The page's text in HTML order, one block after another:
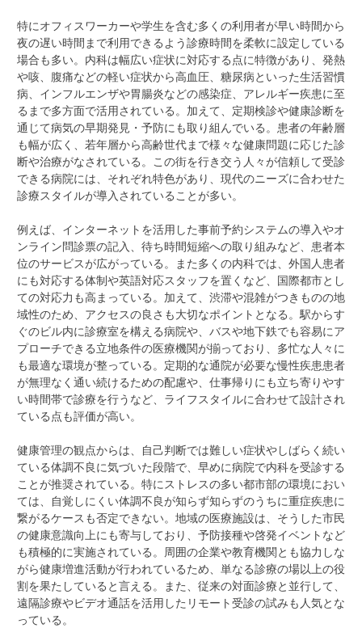
特にオフィスワーカーや学生を含む多くの利用者が早い時間から
夜の遅い時間まで利用できるよう診療時間を柔軟に設定している
場合も多い。内科は幅広い症状に対応する点に特徴があり、発熱
や咳、腹痛などの軽い症状から高血圧、糖尿病といった生活習慣
病、インフルエンザや胃腸炎などの感染症、アレルギー疾患に至
るまで多方面で活用されている。加えて、定期検診や健康診断を
通じて病気の早期発見・予防にも取り組んでいる。患者の年齢層
も幅が広く、若年層から高齢世代まで様々な健康問題に応じた診
断や治療がなされている。この街を行き交う人々が信頼して受診
できる病院には、それぞれ特色があり、現代のニーズに合わせた
診療スタイルが導入されていることが多い。
例えば、インターネットを活用した事前予約システムの導入やオ
ンライン問診票の記入、待ち時間短縮への取り組みなど、患者本
位のサービスが広がっている。また多くの内科では、外国人患者
にも対応する体制や英語対応スタッフを置くなど、国際都市とし
ての対応力も高まっている。加えて、渋滞や混雑がつきものの地
域性のため、アクセスの良さも大切なポイントとなる。駅からす
ぐのビル内に診療室を構える病院や、バスや地下鉄でも容易にア
プローチできる立地条件の医療機関が揃っており、多忙な人々に
も最適な環境が整っている。定期的な通院が必要な慢性疾患患者
が無理なく通い続けるための配慮や、仕事帰りにも立ち寄りやす
い時間帯で診療を行うなど、ライフスタイルに合わせて設計され
ている点も評価が高い。
健康管理の観点からは、自己判断では難しい症状やしばらく続い
ている体調不良に気づいた段階で、早めに病院で内科を受診する
ことが推奨されている。特にストレスの多い都市部の環境におい
ては、自覚しにくい体調不良が知らず知らずのうちに重症疾患に
繋がるケースも否定できない。地域の医療施設は、そうした市民
の健康意識向上にも寄与しており、予防接種や啓発イベントなど
も積極的に実施されている。周囲の企業や教育機関とも協力しな
がら健康増進活動が行われているため、単なる診療の場以上の役
割を果たしていると言える。また、従来の対面診療と並行して、
遠隔診療やビデオ通話を活用したリモート受診の試みも人気とな
っている。